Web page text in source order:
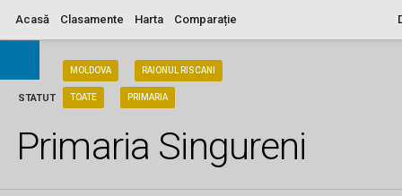
Acasă Clasamente Harta Comparație
STATUT
MOLDOVA RAIONUL RISCANI
TOATE PRIMARIA
Primaria Singureni